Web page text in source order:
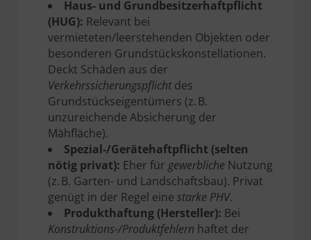
Haus- und Grundbesitzerhaftpflicht
(HUG): Relevant bei
vermieteten/leerstehenden Objekten oder
besonderen Grundstückskonstellationen.
Deckt Schäden aus der
Verkehrssicherungspflichtdes
Grundstückseigentümers (z. B.
unzureichende Absicherung der
Mähfläche).
Spezial-/Gerätehaftpflicht (selten
nötig privat): Eher für gewerbliche Nutzung
(z. B. Garten- und Landschaftsbau). Privat
genügt in der Regel eine starke PHV.
Produkthaftung (Hersteller): Bei
Konstruktions-/Produktfehlern haftet der